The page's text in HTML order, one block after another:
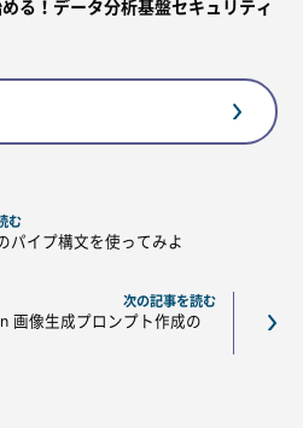
る！データ分析基盤セキュリティ
む
パイプ構文を使ってみよ
次の記事を読む
画像生成プロンプト作成の